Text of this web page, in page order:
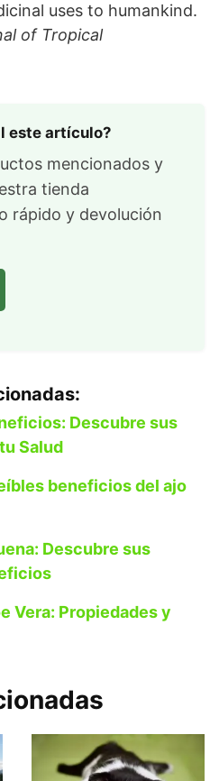
uses to humankind.
of Tropical
este artículo?
mencionados y
tienda
rápido y devolución
Descubre sus
Salud
beneficios del ajo
Descubre sus
Vera: Propiedades y